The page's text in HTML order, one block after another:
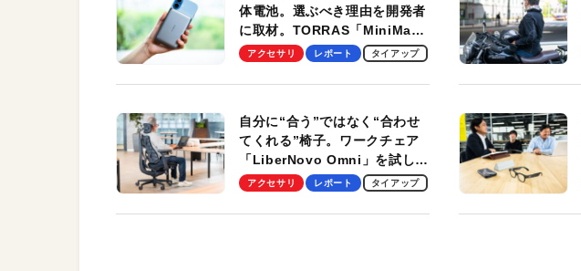
体電池。選ぶべき理由を開発者
に取材。TORRAS「MiniMag
Pro」の実機レビューも
アクセサリ レポート タイアップ
自分に“合う”ではなく“合わせ
てくれる”椅子。ワークチェア
「LiberNovo Omni」を試して
わかったその魅力。まさかのス
アクセサリ レポート タイアップ